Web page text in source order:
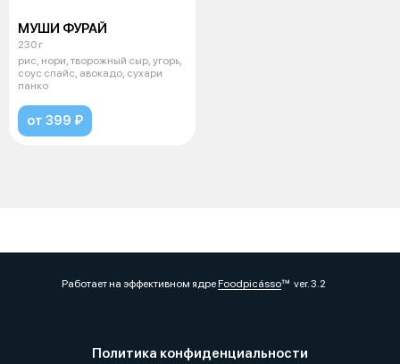
МУШИ ФУРАЙ
230 г
рис, нори, творожный сыр, угорь,
соус спайс, авокадо, сухари
панко
от 399 ₽
Работает на эффективном ядреFoodpicássover. 3.2
Политика конфиденциальности